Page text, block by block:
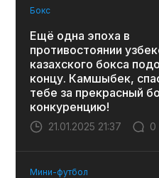
Бокс
Ещё одна эпоха в
противостоянии
казахского бокса
концу. Камшыбек,
тебе за прекрасный
конкуренцию!
21.01.2025 21:37 0
Мини-футбол